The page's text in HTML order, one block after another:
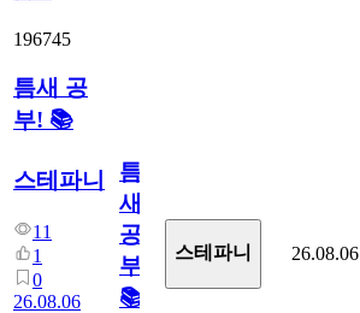
196745
틈새 공
부! 📚
스테파니
11
1
0
26.08.06
틈
새
공
부!
📚
스테파니 26.08.06